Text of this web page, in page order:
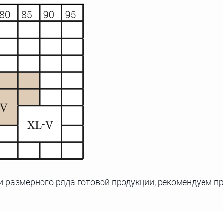
размерного ряда готовой продукции, рекомендуем